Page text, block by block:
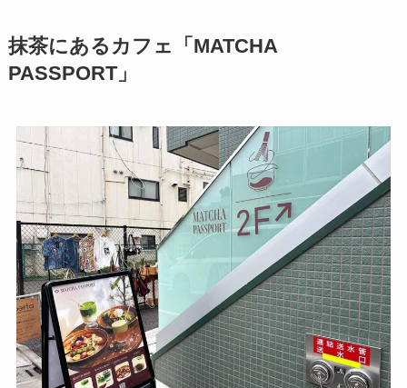
抹茶にあるカフェ「MATCHA
PASSPORT」